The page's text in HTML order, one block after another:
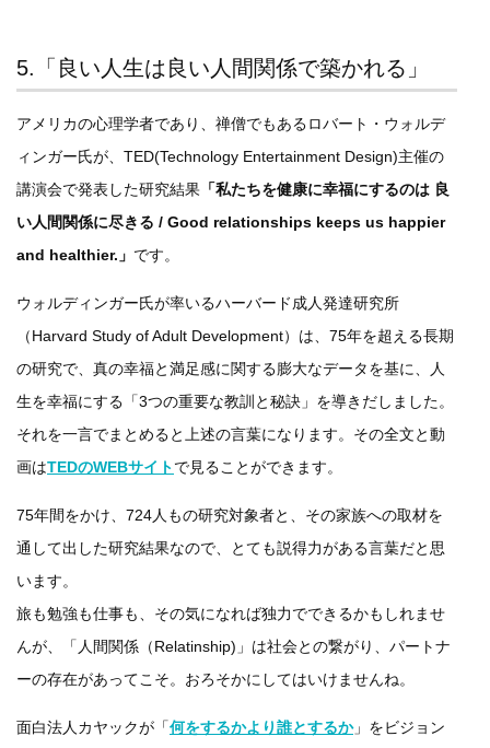
5.「良い人生は良い人間関係で築かれる」
アメリカの心理学者であり、禅僧でもあるロバート・ウォルデ
ィンガー氏が、TED(Technology Entertainment Design)主催の
講演会で発表した研究結果 「私たちを健康に幸福にするのは 良
い人間関係に尽きる / Good relationships keeps us happier
and healthier.」 です。
ウォルディンガー氏が率いるハーバード成人発達研究所
（Harvard Study of Adult Development）は、75年を超える長期
の研究で、真の幸福と満足感に関する膨大なデータを基に、人
生を幸福にする「3つの重要な教訓と秘訣」を導きだしました。
それを一言でまとめると上述の言葉になります。その全文と動
画はTEDのWEBサイトで見ることができます。
75年間をかけ、724人もの研究対象者と、その家族への取材を
通して出した研究結果なので、とても説得力がある言葉だと思
います。
旅も勉強も仕事も、その気になれば独力でできるかもしれませ
んが、「人間関係（Relatinship)」は社会との繋がり、パートナ
ーの存在があってこそ。おろそかにしてはいけませんね。
面白法人カヤックが「何をするかより誰とするか」をビジョン